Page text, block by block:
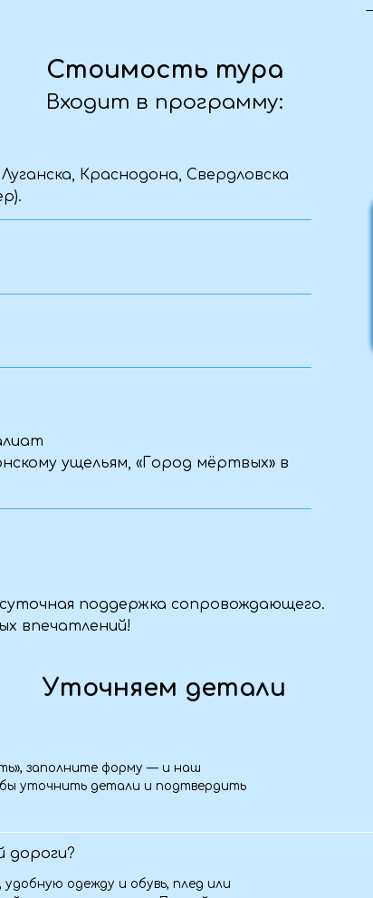
детали
форму — и наш
детали и подтвердить
одежду и обувь, плед или
личные вещи. Полный список
после бронирования.
корпоративный тур?
нами — обсудим детали.
скорее свяжитесь с нами. Мы
часть суммы,
тура — всё зависит
это не активный тур. Для
Уточните возрастные